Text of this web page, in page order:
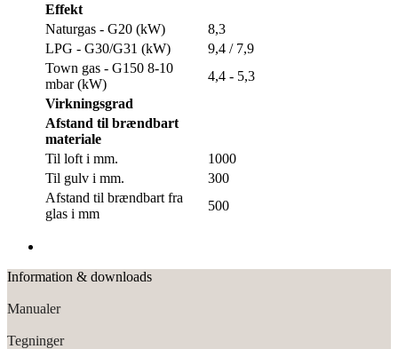
Effekt
Naturgas - G20 (kW)
8,3
LPG - G30/G31 (kW)
9,4 / 7,9
Town gas - G150 8-10
mbar (kW)
4,4 - 5,3
Virkningsgrad
Afstand til brændbart
materiale
Til loft i mm.
1000
Til gulv i mm.
300
Afstand til brændbart fra
glas i mm
500
Information & downloads
Manualer
Tegninger